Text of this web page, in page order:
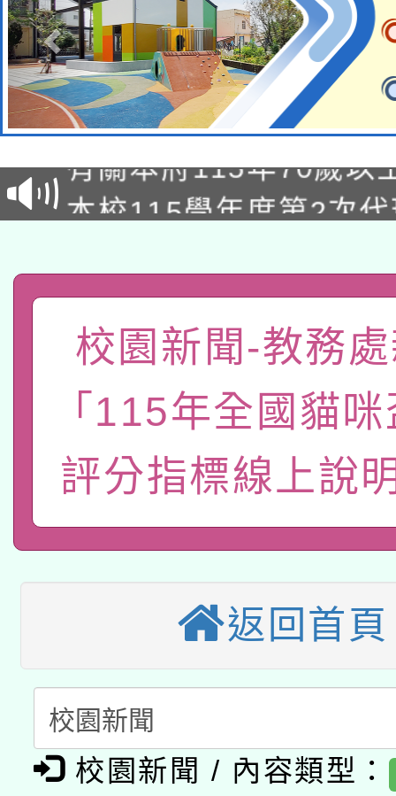
兒童少年暑期犯罪預防
答一案
人員健康講座「吃得安
案。
本校115學年度第2次
招)
暨閱讀推動專業研習
科技賦能─人工智慧
A3數位素養講師名單
「數位內容與教學軟
pilot」
有關大陸委員會函釋公
業技術研究院辦理「
用水績優單位及節水達
兒童少年暑期犯罪預防
有關本府115年70歲以
人員健康講座「吃得安
心」，鼓勵退休同仁踴
案。
本校115學年度第2次
招甄選結果公告(無人
招)
適應運動共學行動站研
本館辦理115年度閱讀
暨閱讀推動專業研習
科技賦能─人工智慧
校園新聞-教務
「115年全國貓
評分指標線上說
返回首頁
校園新聞 / 內容類型：